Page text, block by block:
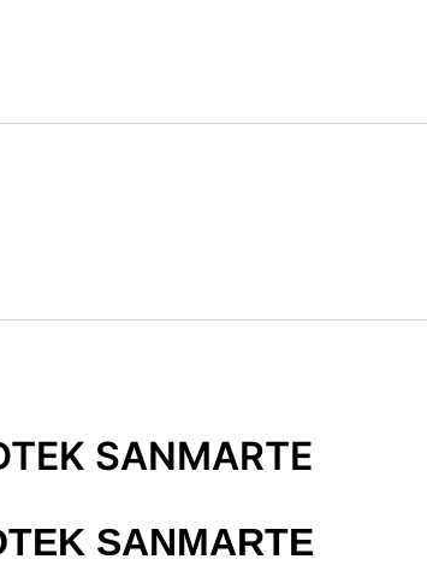
SANMARTE
SANMARTE